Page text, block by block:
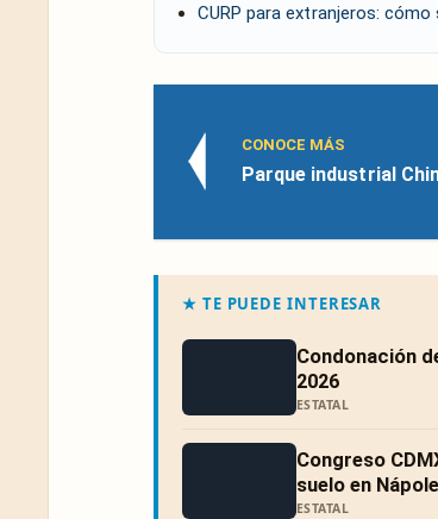
CURP para extranjeros:
CONOCE MÁS
Parque industrial
★ TE PUEDE INTERESAR
Condonación
2026
ESTATAL
Congreso
suelo en
ESTATAL